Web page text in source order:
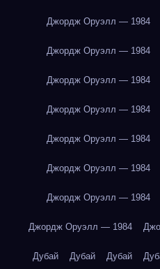
Джордж Оруэлл — 1984
Джордж Оруэлл — 1984
Джордж Оруэлл — 1984
Джордж Оруэлл — 1984
Джордж Оруэлл — 1984
Джордж Оруэлл — 1984
Джордж Оруэлл — 1984
Джордж Оруэлл — 1984
Дубай Дубай Дубай